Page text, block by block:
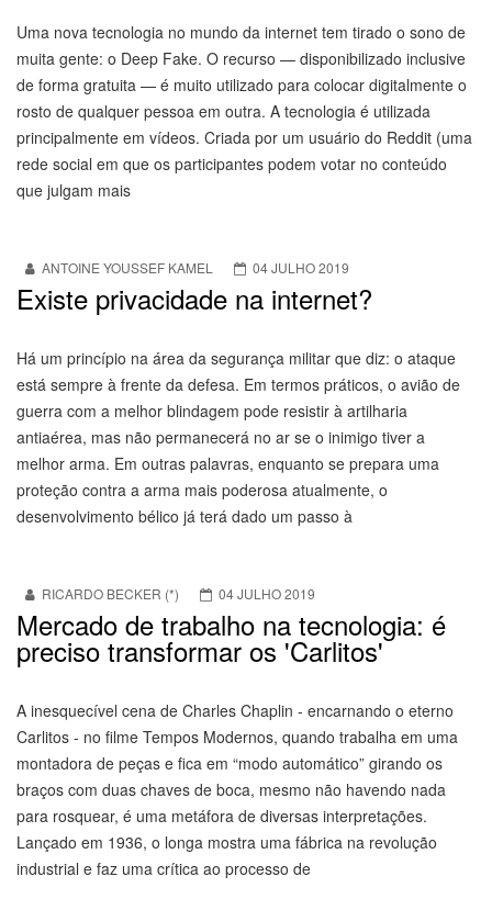
Uma nova tecnologia no mundo da internet tem tirado o sono de
muita gente: o Deep Fake. O recurso — disponibilizado inclusive
de forma gratuita — é muito utilizado para colocar digitalmente o
rosto de qualquer pessoa em outra. A tecnologia é utilizada
principalmente em vídeos. Criada por um usuário do Reddit (uma
rede social em que os participantes podem votar no conteúdo
que julgam mais
ANTOINE YOUSSEF KAMEL 04 JULHO 2019
Existe privacidade na internet?
Há um princípio na área da segurança militar que diz: o ataque
está sempre à frente da defesa. Em termos práticos, o avião de
guerra com a melhor blindagem pode resistir à artilharia
antiaérea, mas não permanecerá no ar se o inimigo tiver a
melhor arma. Em outras palavras, enquanto se prepara uma
proteção contra a arma mais poderosa atualmente, o
desenvolvimento bélico já terá dado um passo à
RICARDO BECKER (*) 04 JULHO 2019
Mercado de trabalho na tecnologia: é
preciso transformar os 'Carlitos'
A inesquecível cena de Charles Chaplin - encarnando o eterno
Carlitos - no filme Tempos Modernos, quando trabalha em uma
montadora de peças e fica em “modo automático” girando os
braços com duas chaves de boca, mesmo não havendo nada
para rosquear, é uma metáfora de diversas interpretações.
Lançado em 1936, o longa mostra uma fábrica na revolução
industrial e faz uma crítica ao processo de